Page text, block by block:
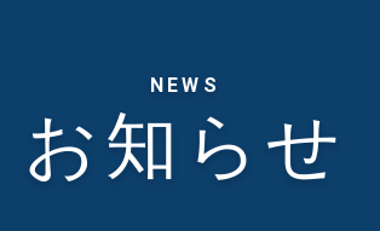
NEWS
お知らせ